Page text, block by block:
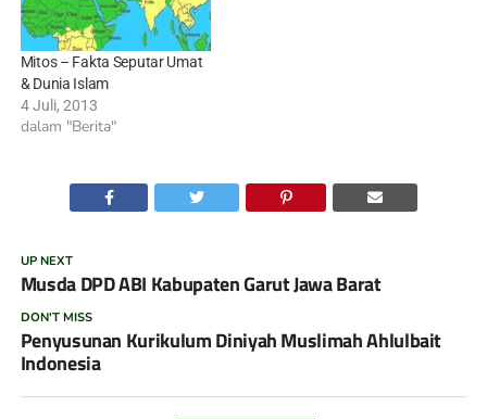
Mitos – Fakta Seputar Umat
& Dunia Islam
4 Juli, 2013
dalam "Berita"
UP NEXT
Musda DPD ABI Kabupaten Garut Jawa Barat
DON'T MISS
Penyusunan Kurikulum Diniyah Muslimah Ahlulbait
Indonesia